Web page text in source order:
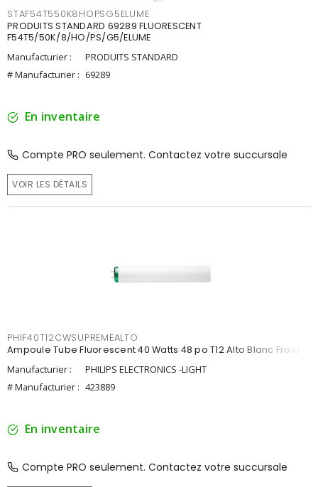
STAF54T550K8HOPSG5ELUME
PRODUITS STANDARD 69289 FLUORESCENT
F54T5/50K/8/HO/PS/G5/ELUME
Manufacturier :
PRODUITS STANDARD
# Manufacturier : 69289
En inventaire
Compte PRO seulement. Contactez votre succursale
VOIR LES DÉTAILS
PHIF40T12CWSUPREMEALTO
Ampoule Tube Fluorescent 40 Watts 48 po T12 Alto Blanc Froid
Manufacturier :
PHILIPS ELECTRONICS -LIGHT
# Manufacturier : 423889
En inventaire
Compte PRO seulement. Contactez votre succursale